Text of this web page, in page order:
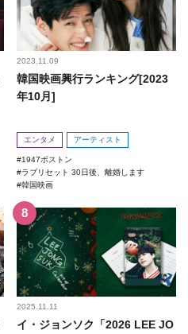
2023.11.09
韓国映画興行ランキング[2023
年10月]
エンタメ アーティスト
1947ボストン
ラブリセット 30日後、離婚します
韓国映画
2025.11.11
イ・ジョンソク「2026 LEE JO